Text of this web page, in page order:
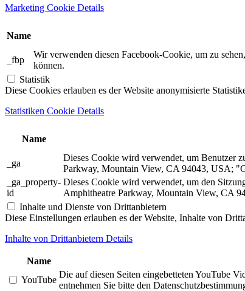
Marketing Cookie Details
Name
_fbp
Wir verwenden diesen Facebook-Cookie, um zu
können.
Statistik
Diese Cookies erlauben es der Website anonymisierte
Statistiken Cookie Details
Name
_ga
Dieses Cookie wird verwendet, um Benutzer
Parkway, Mountain View, CA 94043, USA;
_ga_property-
id
Dieses Cookie wird verwendet, um den
Amphitheatre Parkway, Mountain View, CA
Inhalte und Dienste von Drittanbietern
Diese Einstellungen erlauben es der Website, Inhalte von
Inhalte von Drittanbietern Details
Name
YouTube
Die auf diesen Seiten eingebetteten YouTube
entnehmen Sie bitte den